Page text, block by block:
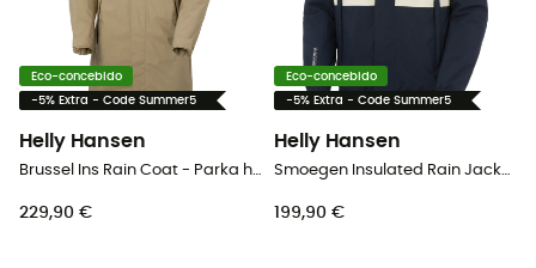
Eco-concebido
-5% Extra - Code Summer5
Helly Hansen
Brussel Ins Rain Coat - Parka homem
229,90 €
Eco-concebido
-5% Extra - Code Summer5
Helly Hansen
Smoegen Insulated Rain Jacket - Casaco impermeável homem
199,90 €